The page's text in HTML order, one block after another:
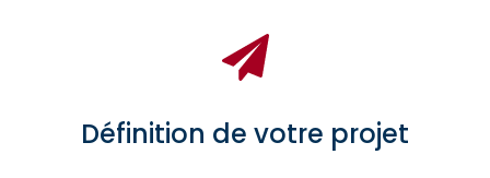
Définition de votre projet